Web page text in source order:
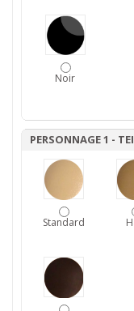
Noir
PERSONNAGE 1 -
Standard